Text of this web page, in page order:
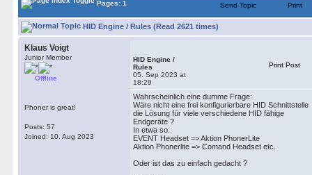
Pages: 1 Send Topic Print
HID Engine / Rules (Read 2621 times)
Klaus Voigt
Junior Member
Offline
Phoner is great!
Posts: 57
Joined: 10. Aug 2023
HID Engine /
Rules
05. Sep 2023 at
18:29
Print Post
Wahrscheinlich eine dumme Frage:
Wäre nicht eine frei konfigurierbare HID Schnittstelle
die Lösung für viele verschiedene HID fähige
Endgeräte ?
In etwa so:
EVENT Headset => Aktion PhonerLite
Aktion Phonerlite => Comand Headset etc.
Oder ist das zu einfach gedacht ?